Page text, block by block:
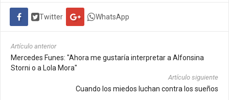
Twitter WhatsApp
Artículo anterior
Mercedes Funes: "Ahora me gustaría interpretar a Alfonsina
Storni o a Lola Mora"
Artículo siguiente
Cuando los miedos luchan contra los sueños